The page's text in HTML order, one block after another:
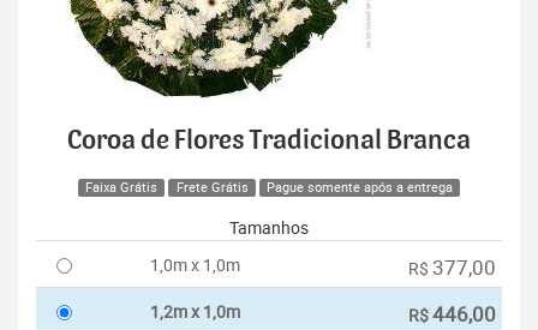
Coroa de Flores Tradicional Branca
Faixa Grátis Frete Grátis Pague somente após a entrega
Tamanhos
1,0m x 1,0m
R$ 377,00
1,2m x 1,0m R$446,00